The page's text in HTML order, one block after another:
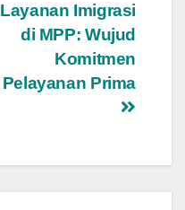
Layanan Imigrasi
di MPP: Wujud
Komitmen
Pelayanan Prima